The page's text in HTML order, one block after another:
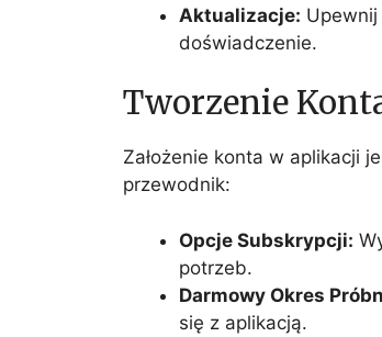
Aktualizacje:
doświadczenie.
Tworzenie
Założenie konta w aplikacji
przewodnik:
Opcje Subskrypcji:
potrzeb.
Darmowy Okres
się z aplikacją.